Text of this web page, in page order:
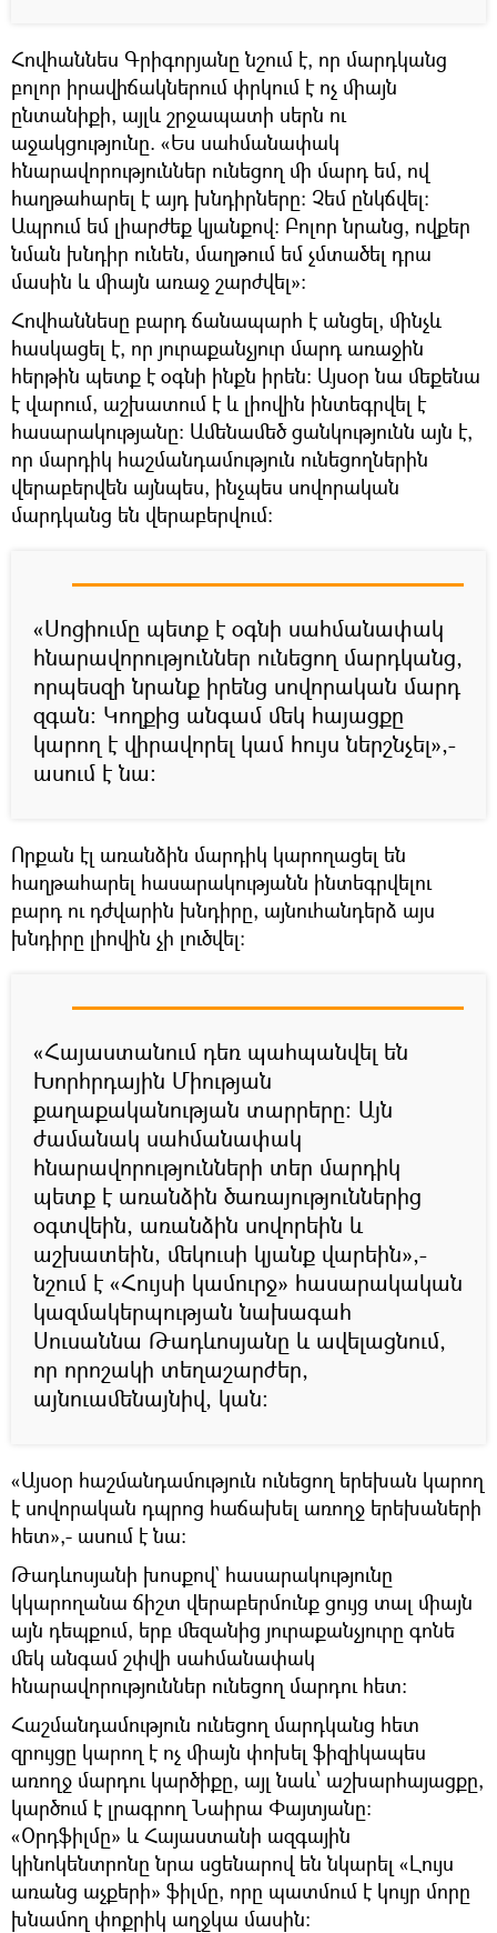
Հովհաննես Գրիգորյանը նշում է, որ մարդկանց
բոլոր իրավիճակներում փրկում է ոչ միայն
ընտանիքի, այլև շրջապատի սերն ու
աջակցությունը. «Ես սահմանափակ
հնարավորություններ ունեցող մի մարդ եմ, ով
հաղթահարել է այդ խնդիրները։ Չեմ ընկճվել։
Ապրում եմ լիարժեք կյանքով։ Բոլոր նրանց, ովքեր
նման խնդիր ունեն, մաղթում եմ չմտածել դրա
մասին և միայն առաջ շարժվել»։
Հովհաննեսը բարդ ճանապարհ է անցել, մինչև
հասկացել է, որ յուրաքանչյուր մարդ առաջին
հերթին պետք է օգնի ինքն իրեն։ Այսօր նա մեքենա
է վարում, աշխատում է և լիովին ինտեգրվել է
հասարակությանը։ Ամենամեծ ցանկությունն այն է,
որ մարդիկ հաշմանդամություն ունեցողներին
վերաբերվեն այնպես, ինչպես սովորական
մարդկանց են վերաբերվում։
«Սոցիումը պետք է օգնի սահմանափակ
հնարավորություններ ունեցող մարդկանց,
որպեսզի նրանք իրենց սովորական մարդ
զգան։ Կողքից անգամ մեկ հայացքը
կարող է վիրավորել կամ հույս ներշնչել»,-
ասում է նա։
Որքան էլ առանձին մարդիկ կարողացել են
հաղթահարել հասարակությանն ինտեգրվելու
բարդ ու դժվարին խնդիրը, այնուհանդերձ այս
խնդիրը լիովին չի լուծվել:
«Հայաստանում դեռ պահպանվել են
Խորհրդային Միության
քաղաքականության տարրերը։ Այն
ժամանակ սահմանափակ
հնարավորությունների տեր մարդիկ
պետք է առանձին ծառայություններից
օգտվեին, առանձին սովորեին և
աշխատեին, մեկուսի կյանք վարեին»,-
նշում է «Հույսի կամուրջ» հասարակական
կազմակերպության նախագահ
Սուսաննա Թադևոսյանը և ավելացնում,
որ որոշակի տեղաշարժեր,
այնուամենայնիվ, կան։
«Այսօր հաշմանդամություն ունեցող երեխան կարող
է սովորական դպրոց հաճախել առողջ երեխաների
հետ»,- ասում է նա։
Թադևոսյանի խոսքով` հասարակությունը
կկարողանա ճիշտ վերաբերմունք ցույց տալ միայն
այն դեպքում, երբ մեզանից յուրաքանչյուրը գոնե
մեկ անգամ շփվի սահմանափակ
հնարավորություններ ունեցող մարդու հետ։
Հաշմանդամություն ունեցող մարդկանց հետ
զրույցը կարող է ոչ միայն փոխել ֆիզիկապես
առողջ մարդու կարծիքը, այլ նաև՝ աշխարհայացքը,
կարծում է լրագրող Նաիրա Փայտյանը։
«Օրդֆիլմը» և Հայաստանի ազգային
կինոկենտրոնը նրա սցենարով են նկարել «Լույս
առանց աչքերի» ֆիլմը, որը պատմում է կույր մորը
խնամող փոքրիկ աղջկա մասին։